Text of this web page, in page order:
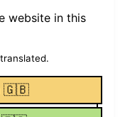
website in this
🇬🇧
Cookies